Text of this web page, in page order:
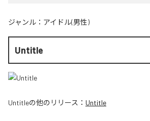
ジャンル： アイドル(男性)
Untitle
Untitleの他のリリース： Untitle